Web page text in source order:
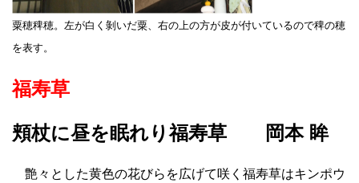
粟穂稗穂。左が白く剝いだ粟、右の上の方が皮が付いているので稗の穂
を表す。
福寿草
頬杖に昼を眠れり福寿草 岡本 眸
艶々とした黄色の花びらを広げて咲く福寿草はキンポウ